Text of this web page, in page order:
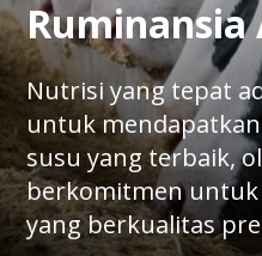
Ruminansia
Nutrisi yang tepat
untuk
susu yang terbaik,
berkomitmen
yang berkualitas